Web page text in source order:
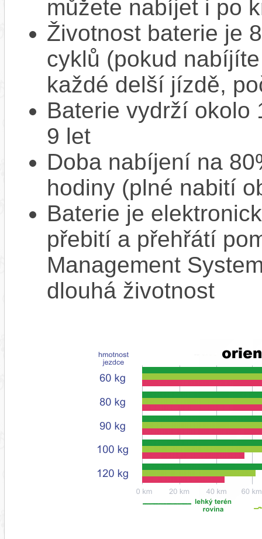
můžete nabíjet i po
Životnost baterie je
cyklů (pokud
každé delší jízdě,
Baterie vydrží okolo
9 let
Doba nabíjení na
hodiny (plné nabití
Baterie je
přebití a přehřátí
Management
dlouhá životnost